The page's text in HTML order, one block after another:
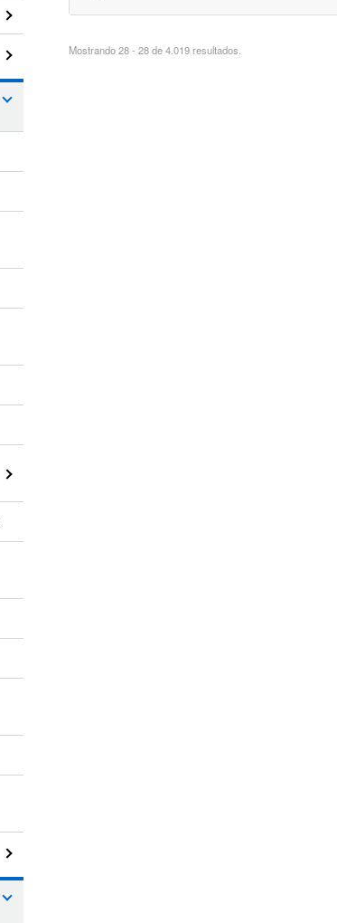
Mostrando 28 - 28 de 4.019 resultados.